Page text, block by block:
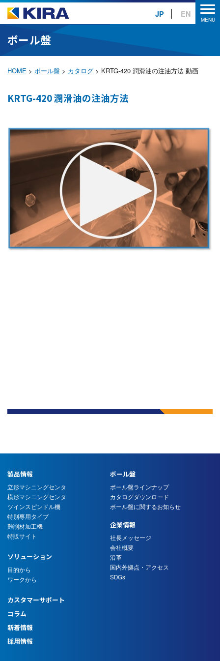
JP EN
ボール盤
HOME > ボール盤 > カタログ > KRTG-420 潤滑油の注油方法 動画
KRTG-420 潤滑油の注油方法
製品情報
立形マシニングセンタ
横形マシニングセンタ
ツインスピンドル機
特別専用タイプ
難削材加工機
特販サイト
ボール盤
ボール盤ラインナップ
カタログダウンロード
ボール盤に関するお知らせ
ソリューション
目的から
ワークから
企業情報
社長メッセージ
会社概要
沿革
国内外拠点・アクセス
SDGs
カスタマーサポート
コラム
新着情報
採用情報